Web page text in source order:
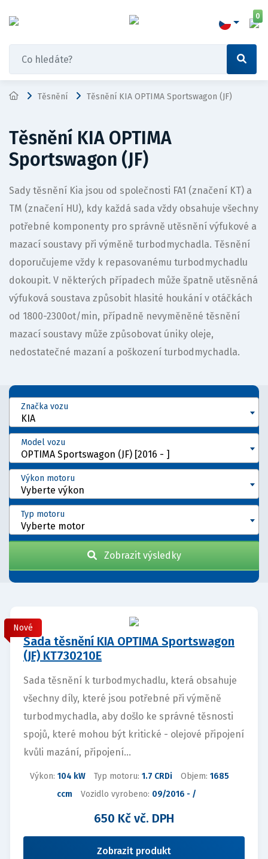
0
Těsnění Těsnění KIA OPTIMA Sportswagon (JF)
Těsnění KIA OPTIMA
Sportswagon (JF)
Sady těsnění Kia jsou od společnosti FA1 (značení KT) a
TM (značení HU), kdy každá sada vždy obsahuje všechny
potřebné komponenty pro správně utěsnění výfukové a
mazací soustavy při výměně turbodmychadla. Těsnění
doporučujeme vždy k repasovanému turbodmychadlu
dokoupit. V některých případech může špatně utěsněná
výfuková soustava způsobit hlasité houkání v otáčkách
od 1800-2300ot/min, případně nevyměněné těsnění
mazací soustavy může způsobovat úniky oleje,
nedostatečné mazaní a poškození turbodmychadla.
KIA
Značka vozu
OPTIMA Sportswagon (JF) [2016 - ]
Model vozu
Vyberte výkon
Výkon motoru
Vyberte motor
Typ motoru
Zobrazit výsledky
Nové
Sada těsnění KIA OPTIMA Sportswagon
(JF) KT730210E
Sada těsnění k turbodmychadlu, která obsahuje
všechny díly, které jsou potřebné při výměně
turbodmychadla, aby došlo ke správné těsnosti
spojů, které mohou být kritické - olejové připojení
kvůli mazání, připojení...
Výkon: 104 kW Typ motoru: 1.7 CRDi Objem: 1685
ccm
Vozidlo vyrobeno: 09/2016 - /
650 Kč vč. DPH
Zobrazit produkt